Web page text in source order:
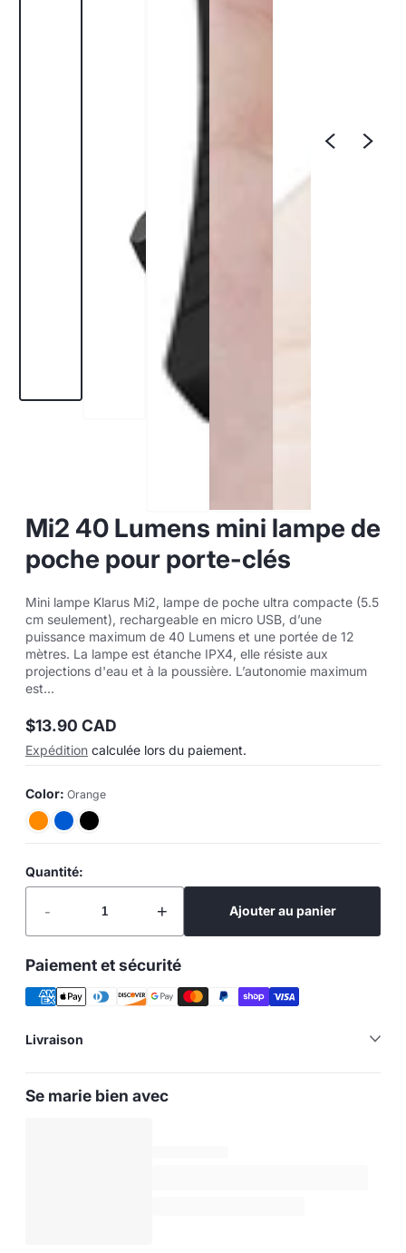
Mi2 40 Lumens mini lampe de
poche pour porte-clés
Mini lampe Klarus Mi2, lampe de poche ultra compacte (5.5
cm seulement), rechargeable en micro USB, d’une
puissance maximum de 40 Lumens et une portée de 12
mètres. La lampe est étanche IPX4, elle résiste aux
projections d'eau et à la poussière. L’autonomie maximum
est...
Prix
normal
$13.90 CAD
Expédition calculée lors du paiement.
Color: Orange
Quantité:
- + Ajouter au panier
Paiement et sécurité
Livraison
Se marie bien avec